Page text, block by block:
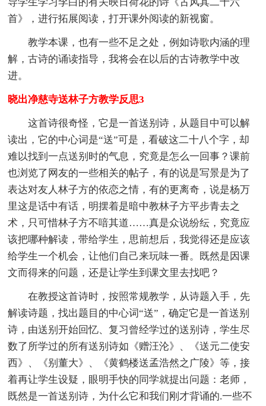
首》，进行拓展阅读，打开课外阅读的新视窗。
教学本课，也有一些不足之处，例如诗歌内涵的理
解，古诗的诵读指导，我将会在以后的古诗教学中改
进。
晓出净慈寺送林子方教学反思3
这首诗很奇怪，它是一首送别诗，从题目中可以解
读出，它的中心词是“送”可是，看破这二十八个字，却
难以找到一点送别时的气息，究竟是怎么一回事？课前
也浏览了网友的一些相关的帖子，有的说是写景是为了
表达对友人林子方的依恋之情，有的更离奇，说是杨万
里这是话中有话，明摆着是暗中教林子方平步青去之
术，只可惜林子方不喑其道……真是众说纷纭，究竟应
该把哪种解读，带给学生，思前想后，我觉得还是应该
给学生一个机会，让他们自己来玩味一番。既然是因课
文而得来的问题，还是让学生到课文里去找吧？
在教授这首诗时，按照常规教学，从诗题入手，先
解读诗题，找出题目的中心词“送”，确定它是一首送别
诗，由送别开始回忆、复习曾经学过的送别诗，学生尽
数了所学过的所有送别诗如《赠汪沦》、《送元二使安
西》、《别董大》、《黄鹤楼送孟浩然之广陵》等，接
着再让学生设疑，眼明手快的同学就提出问题：老师，
既然是一首送别诗，为什么它和我们刚才背诵的.一些不